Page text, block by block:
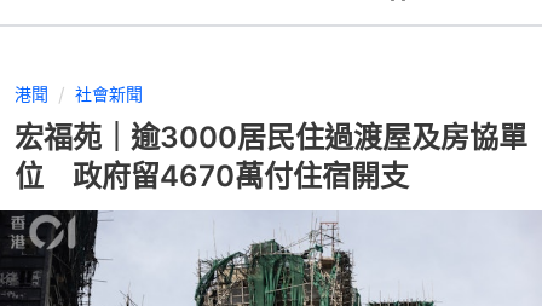
港聞 社會新聞
宏福苑｜逾3000居民住過渡屋及房協單
位 政府留4670萬付住宿開支